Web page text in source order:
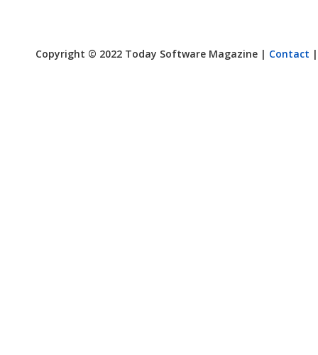
Copyright © 2022 Today Software Magazine | Contact